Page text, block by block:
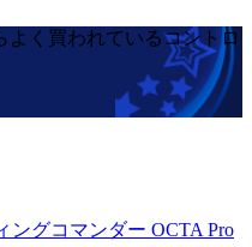
よく買われているコントロ
ングコマンダー OCTA Pro